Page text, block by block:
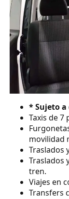
* Sujeto
Taxis de 7
movilidad
Traslados
Traslados
tren.
Viajes en
Transfers